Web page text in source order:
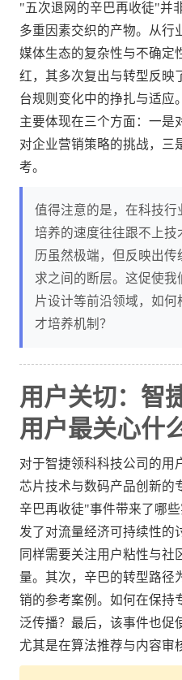
"五次退网的辛巴再收徒"并
多重因素交织的产物。从行
媒体生态的复杂性与不确定
红，其多次复出与转型反映
台规则变化中的挣扎与适应
主要体现在三个方面：一是
对企业营销策略的挑战，三
考。
值得注意的是，在科技
培养的速度往往跟不上
历虽然极端，但反映出
求之间的断层。这促使
片设计等前沿领域，如
才培养机制？
用户关切：智
用户最关心什
对于智捷领科科技公司的
芯片技术与数码产品创新的
辛巴再收徒"事件带来了哪
发了对流量经济可持续性的
同样需要关注用户粘性与社
量。其次，辛巴的转型路径
销的参考案例。如何在保持
泛传播？最后，该事件也促
尤其是在算法推荐与内容审